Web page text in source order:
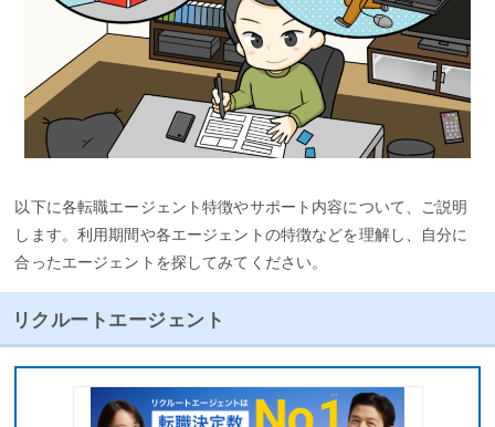
以下に各転職エージェント特徴やサポート内容について、ご説明
します。利用期間や各エージェントの特徴などを理解し、自分に
合ったエージェントを探してみてください。
リクルートエージェント